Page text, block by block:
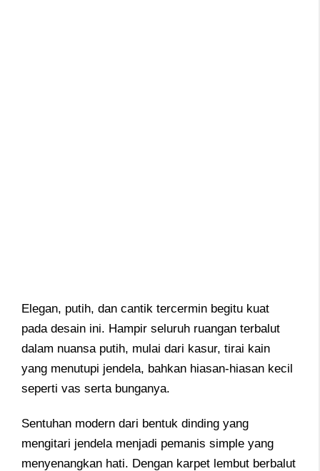
Elegan, putih, dan cantik tercermin begitu kuat
pada desain ini. Hampir seluruh ruangan terbalut
dalam nuansa putih, mulai dari kasur, tirai kain
yang menutupi jendela, bahkan hiasan-hiasan kecil
seperti vas serta bunganya.
Sentuhan modern dari bentuk dinding yang
mengitari jendela menjadi pemanis simple yang
menyenangkan hati. Dengan karpet lembut berbalut